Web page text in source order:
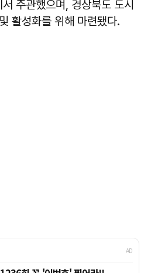
주관했으며, 경상북도 도시
활성화를 위해 마련됐다.